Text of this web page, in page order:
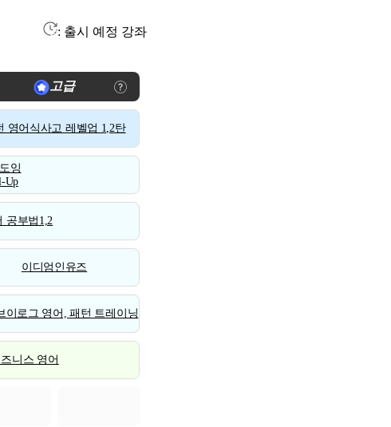
: 출시 예정 강좌
고급
영어식사고 레벨업 1,2탄
잉
Up
공부법1,2
이디엄인유즈
이로그 영어, 패턴 트레이닝
니스 영어